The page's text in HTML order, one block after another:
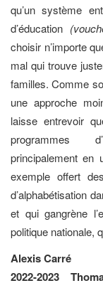
qu’un système
d’éducation
choisir n’importe
mal qui trouve
familles. Comme
une approche
laisse entrevoir
programmes
principalement en
exemple offert
d’alphabétisation
et qui gangrène
politique nationale,
Alexis Carré
2022-2023